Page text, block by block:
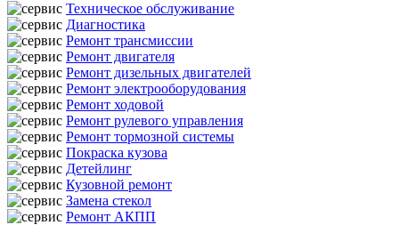
Техническое обслуживание
Диагностика
Ремонт трансмиссии
Ремонт двигателя
Ремонт дизельных двигателей
Ремонт электрооборудования
Ремонт ходовой
Ремонт рулевого управления
Ремонт тормозной системы
Покраска кузова
Детейлинг
Кузовной ремонт
Замена стекол
Ремонт АКПП